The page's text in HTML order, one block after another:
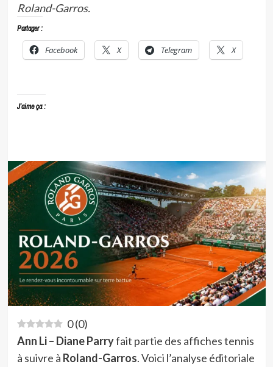
Roland-Garros.
Partager :
Facebook X Telegram X
J’aime ça :
0(0)
Ann Li – Diane Parryfait partie des affiches tennis
à suivre à Roland-Garros. Voici l’analyse éditoriale